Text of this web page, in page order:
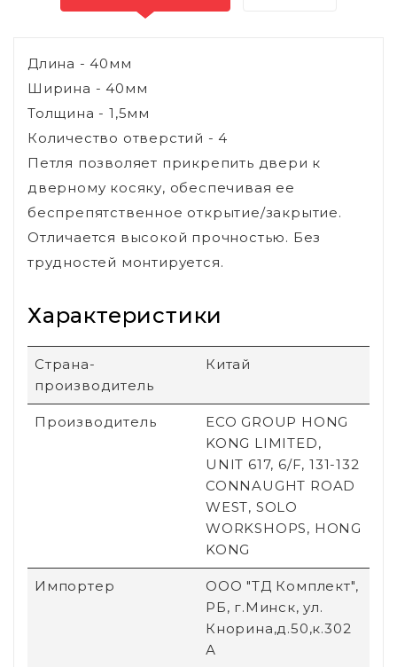
Длина - 40мм
Ширина - 40мм
Толщина - 1,5мм
Количество отверстий - 4
Петля позволяет прикрепить двери к
дверному косяку, обеспечивая ее
беспрепятственное открытие/закрытие.
Отличается высокой прочностью. Без
трудностей монтируется.
Характеристики
Страна-
производитель
Китай
Производитель
ECO GROUP HONG
KONG LIMITED,
UNIT 617, 6/F, 131-132
CONNAUGHT ROAD
WEST, SOLO
WORKSHOPS, HONG
KONG
Импортер
ООО "ТД Комплект",
РБ, г.Минск, ул.
Кнорина,д.50,к.302
А